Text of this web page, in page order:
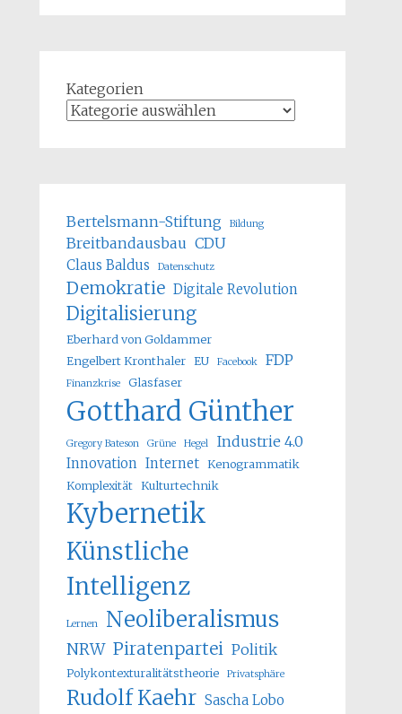
Kategorien
Bertelsmann-Stiftung Bildung
Breitbandausbau CDU
Claus Baldus Datenschutz
Demokratie Digitale Revolution
Digitalisierung
Eberhard von Goldammer
Engelbert Kronthaler EU Facebook FDP
Finanzkrise Glasfaser
Gotthard Günther
Gregory Bateson Grüne Hegel Industrie 4.0
Innovation Internet Kenogrammatik
Komplexität Kulturtechnik
Kybernetik
Künstliche
Intelligenz
Lernen Neoliberalismus
NRW Piratenpartei Politik
Polykontexturalitätstheorie Privatsphäre
Rudolf Kaehr Sascha Lobo